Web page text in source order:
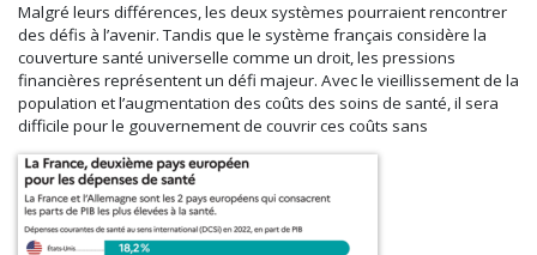
Malgré leurs différences, les deux systèmes pourraient rencontrer
des défis à l’avenir. Tandis que le système français considère la
couverture santé universelle comme un droit, les pressions
financières représentent un défi majeur. Avec le vieillissement de la
population et l’augmentation des coûts des soins de santé, il sera
difficile pour le gouvernement de couvrir ces coûts sans